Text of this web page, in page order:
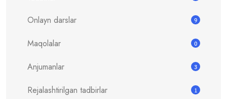
Onlayn darslar 9
Maqolalar 0
Anjumanlar 3
Rejalashtirilgan tadbirlar 1